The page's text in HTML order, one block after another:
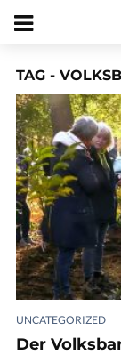
TAG -
UNCATEGORIZED
Der